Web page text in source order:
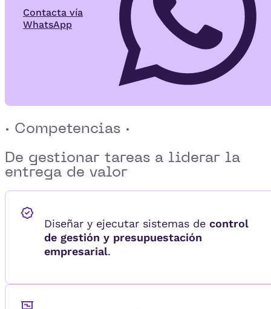
Contacta vía
WhatsApp
· Competencias ·
De gestionar tareas a liderar la
entrega de valor
Diseñar y ejecutar sistemas de control
de gestión y presupuestación
empresarial.